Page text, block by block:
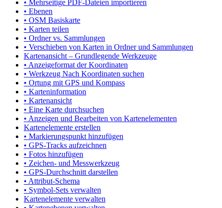
• Mehrseitige PDF-Dateien importieren
• Ebenen
• OSM Basiskarte
• Karten teilen
• Ordner vs. Sammlungen
• Verschieben von Karten in Ordner und Sammlungen
Kartenansicht – Grundlegende Werkzeuge
• Anzeigeformat der Koordinaten
• Werkzeug Nach Koordinaten suchen
• Ortung mit GPS und Kompass
• Karteninformation
• Kartenansicht
• Eine Karte durchsuchen
• Anzeigen und Bearbeiten von Kartenelementen
Kartenelemente erstellen
• Markierungspunkt hinzufügen
• GPS-Tracks aufzeichnen
• Fotos hinzufügen
• Zeichen- und Messwerkzeug
• GPS-Durchschnitt darstellen
• Attribut-Schema
• Symbol-Sets verwalten
Kartenelemente verwalten